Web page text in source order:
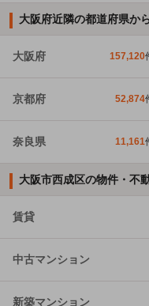
大阪府近隣の都道府県か
大阪府 157,120
京都府 52,874
奈良県 11,161
大阪市西成区の物件・不
賃貸
中古マンション
新築マンション